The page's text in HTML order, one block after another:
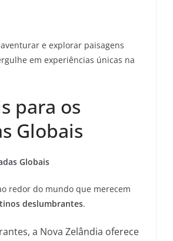
e explorar paisagens
em experiências únicas na
para os
Globais
Globais
redor do mundo que merecem
deslumbrantes.
a Nova Zelândia oferece